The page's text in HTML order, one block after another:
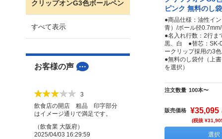
ピンク 無料のし袋
●商品仕様：油性イ
青）/ボール径
●名入れ行数：2行
黒、白 ●替芯：
ークリップ採用の3
●無料のし袋付（上
を選択）
注文数量 100本〜
販売価格 ¥35,095
(税抜
選択
クリップオンG3色ボールペン
すべて表示
お客様の声
3
飲食店の開店 粗品 印字部分
はイメージ通りで満足です。
（飲食業 大阪府）
2025/04/03 16:29:59